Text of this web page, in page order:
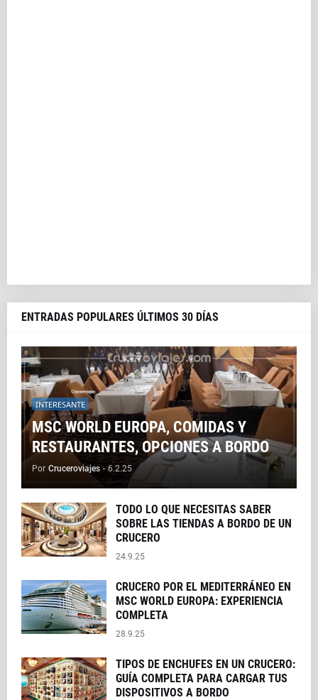
ENTRADAS POPULARES ÚLTIMOS 30 DÍAS
INTERESANTE
MSC WORLD EUROPA, COMIDAS Y
RESTAURANTES, OPCIONES A BORDO
Por Cruceroviajes - 6.2.25
TODO LO QUE NECESITAS SABER
SOBRE LAS TIENDAS A BORDO DE UN
CRUCERO
24.9.25
CRUCERO POR EL MEDITERRÁNEO EN
MSC WORLD EUROPA: EXPERIENCIA
COMPLETA
28.9.25
TIPOS DE ENCHUFES EN UN CRUCERO:
GUÍA COMPLETA PARA CARGAR TUS
DISPOSITIVOS A BORDO